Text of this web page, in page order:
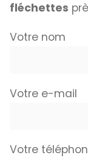
fléchettes
Votre nom
Votre e-mail
Votre